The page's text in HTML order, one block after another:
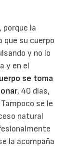
porque la
que su cuerpo
y no lo
y en el
se toma
, 40 días,
se le
natural
la acompaña